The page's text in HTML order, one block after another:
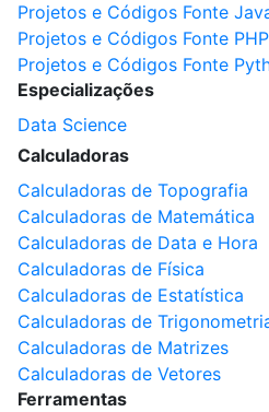
Projetos e Códigos Fonte
Projetos e Códigos Fonte PHP
Projetos e Códigos Fonte
Especializações
Data Science
Calculadoras
Calculadoras de Topografia
Calculadoras de Matemática
Calculadoras de Data e Hora
Calculadoras de Física
Calculadoras de Estatística
Calculadoras de
Calculadoras de Matrizes
Calculadoras de Vetores
Ferramentas